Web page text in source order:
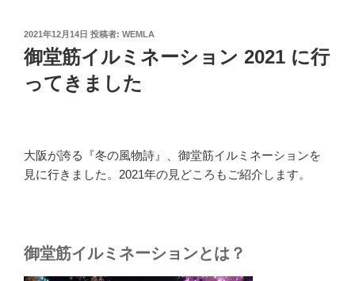
投
稿
日:
2021年12月14日 投稿者: WEMLA
御堂筋イルミネーション 2021 に行
ってきました
大阪が誇る『冬の風物詩』、御堂筋イルミネーションを
見に行きました。2021年の見どころもご紹介します。
御堂筋イルミネーションとは？